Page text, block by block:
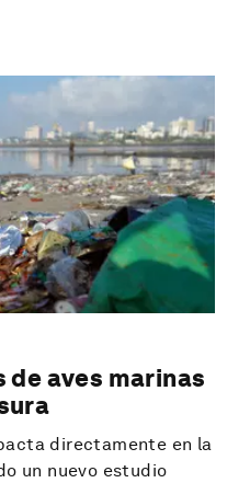
de aves marinas
directamente en la
un nuevo estudio